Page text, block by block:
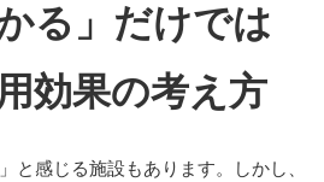
る」だけでは
効果の考え方
と感じる施設もあります。しかし、